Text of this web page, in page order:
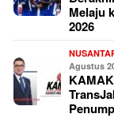
Melaju
2026
Agustus